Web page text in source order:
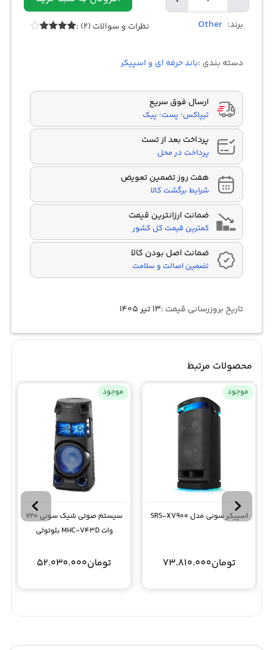
Quantity
برند: Other نظرات و سوالات (2) :
ratings
دسته بندی :باند حرفه ای و اسپیکر
ارسال فوق سریع
تیپاکس؛ پست؛ پیک
پرداخت بعد از تست
پرداخت در محل
هفت روز تضمین تعویض
شرایط برگشت کالا
ضمانت ارزانترین قیمت
کمترین قیمت کل کشور
ضمانت اصل بودن کالا
تضمین اصالت و سلامت
تاریخ بروزرسانی قیمت :۱۳ تیر ۱۴۰۵
محصولات مرتبط
موجود
اسپیکر سونی مدل SRS-XV900
تومان73.810.000
موجود
سیستم صوتی شیک سونی 720
وات MHC-V43D بلوتوثی
تومان52.030.000